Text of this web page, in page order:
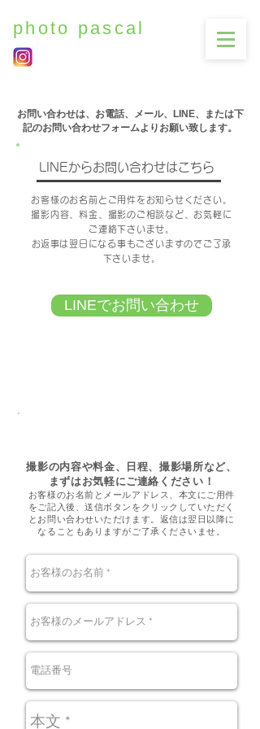
photo pascal
​お問い合わせは、お電話、メール、LINE、または下
記のお問い合わせフォームよりお願い致します。
LINEからお問い合わせはこちら
お客様のお名前とご用件をお知らせください。
撮影内容、料金、撮影のご相談など、お気軽に
ご連絡下さいませ。
​お返事は翌日になる事もございますのでご了承
下さいませ。
​LINEでお問い合わせ
撮影の内容や料金、日程、撮影場所など、
まずはお気軽にご連絡ください！
お客様のお名前とメールアドレス、本文にご用件
をご記入後、送信ボタンをクリックしていただく
とお問い合わせいただけます。返信は翌日以降に
なることもありますがご了承くださいませ。